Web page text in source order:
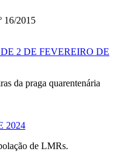
16/2015
2 DE FEVEREIRO DE
da praga quarentenária
2024
de LMRs.